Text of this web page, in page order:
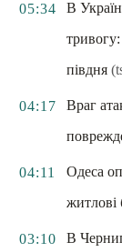
05:34
В
півдня
04:17
Враг
04:11
Одеса
житлові
03:10
В